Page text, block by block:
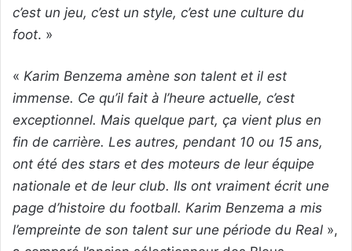
c’est un jeu, c’est un style, c’est une culture du
foot. »
« Karim Benzema amène son talent et il est
immense. Ce qu’il fait à l’heure actuelle, c’est
exceptionnel. Mais quelque part, ça vient plus en
fin de carrière. Les autres, pendant 10 ou 15 ans,
ont été des stars et des moteurs de leur équipe
nationale et de leur club. Ils ont vraiment écrit une
page d’histoire du football. Karim Benzema a mis
l’empreinte de son talent sur une période du Real »,